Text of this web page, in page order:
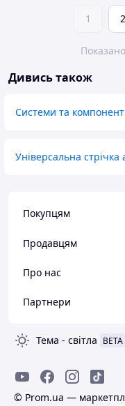
1 2
Дивись також
Системи та
Універсальна стрічка
Покупцям
Продавцям
Про нас
Партнери
Тема - світла BETA
© Prom.ua —